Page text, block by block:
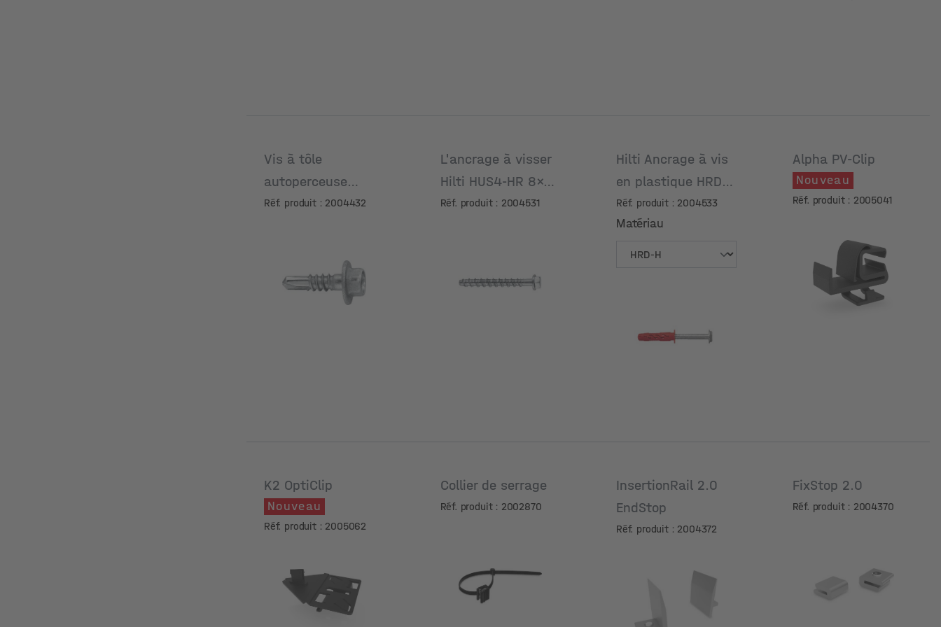
Vis à tôle
autoperceuse
hexagonale 5,5 x19
Réf. produit : 2004432
L'ancrage à visser
Hilti HUS4-HR 8x75
25/15
Réf. produit : 2004531
Hilti Ancrage à vis
en plastique HRD-H
10x80 mm
Réf. produit : 2004533
Matériau
Matériau
Alpha PV-Clip
Nouveau
Réf. produit : 2005041
K2 OptiClip
Nouveau
Réf. produit : 2005062
Collier de serrage
Réf. produit : 2002870
InsertionRail 2.0
EndStop
Réf. produit : 2004372
FixStop 2.0
Réf. produit : 2004370